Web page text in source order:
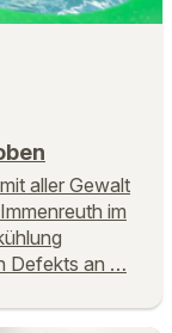
aller Gewalt
im
Defekts an …